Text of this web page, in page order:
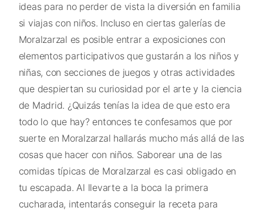
ideas para no perder de vista la diversión en familia
si viajas con niños. Incluso en ciertas galerías de
Moralzarzal es posible entrar a exposiciones con
elementos participativos que gustarán a los niños y
niñas, con secciones de juegos y otras actividades
que despiertan su curiosidad por el arte y la ciencia
de Madrid. ¿Quizás tenías la idea de que esto era
todo lo que hay? entonces te confesamos que por
suerte en Moralzarzal hallarás mucho más allá de las
cosas que hacer con niños. Saborear una de las
comidas típicas de Moralzarzal es casi obligado en
tu escapada. Al llevarte a la boca la primera
cucharada, intentarás conseguir la receta para